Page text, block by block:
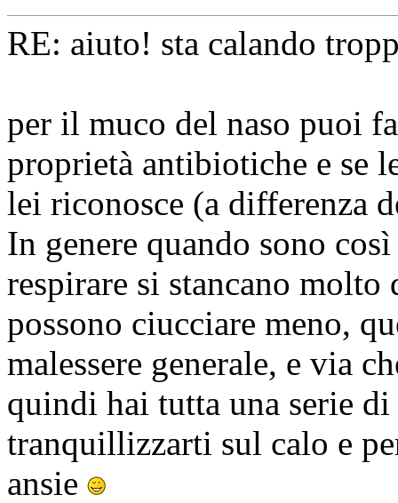
RE: aiuto! sta calando
per il muco del naso puoi
proprietà antibiotiche e se
lei riconosce (a differenza
In genere quando sono
respirare si stancano molto
possono ciucciare meno,
malessere generale, e via
quindi hai tutta una serie di
tranquillizzarti sul calo e
ansie